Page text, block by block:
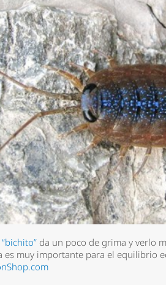
“bichito” da un poco de grima y verlo
es muy importante para el equilibrio